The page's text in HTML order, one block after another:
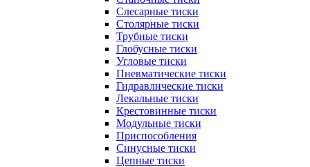
Слесарные тиски
Столярные тиски
Трубные тиски
Глобусные тиски
Угловые тиски
Пневматические тиски
Гидравлические тиски
Лекальные тиски
Крестовинные тиски
Модульные тиски
Приспособления
Синусные тиски
Цепные тиски